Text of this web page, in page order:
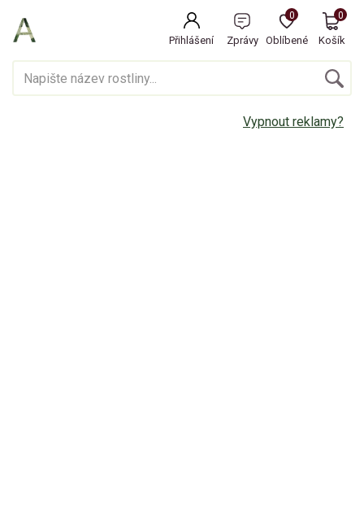
Přihlášení Zprávy Oblíbené
0
Košík
0
Vypnout reklamy?